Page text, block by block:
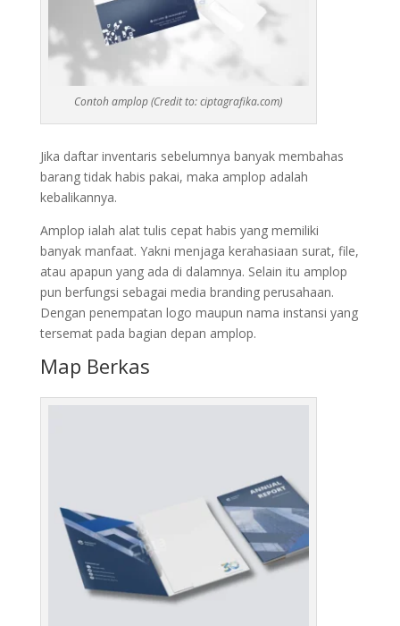
Contoh amplop (Credit to: ciptagrafika.com)
Jika daftar inventaris sebelumnya banyak membahas
barang tidak habis pakai, maka amplop adalah
kebalikannya.
Amplop ialah alat tulis cepat habis yang memiliki
banyak manfaat. Yakni menjaga kerahasiaan surat, file,
atau apapun yang ada di dalamnya. Selain itu amplop
pun berfungsi sebagai media branding perusahaan.
Dengan penempatan logo maupun nama instansi yang
tersemat pada bagian depan amplop.
Map Berkas